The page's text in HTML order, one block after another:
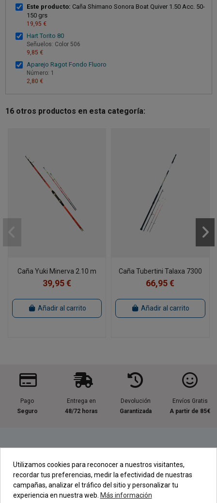
Este producto: Caña Shimano Sonora Boat Quiver 1.50 Acc. 50-
150 grs
19,95 €
Hart Torito 80
Señuelos: Color 506
9,85 €
Aparejo Ragot Fondo Fluoro
Número: 1
2,80 €
16 otros productos en esta categoría:
Caña Yuki Minerva 2.10 m
39,95 €
Añadir al carrito
Caña Tubertini Talaxa 7300
66,95 €
Añadir al carrito
Pago
Seguro
Entrega en
48/72 horas
Devolución
Garantizada
Envíos Gratis
A partir de 85€
Contacta con nosotros
Utilizamos cookies para reconocer a nuestros visitantes,
recordar tus preferencias, medir la efectividad de nuestras
campañas, analizar el tráfico del sitio y personalizar tu
experiencia en nuestra web. Más información